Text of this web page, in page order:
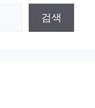
검색